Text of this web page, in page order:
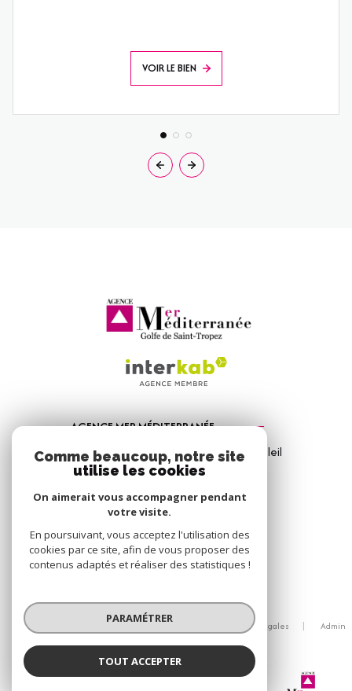
Agence Mer Méditerranée
VOIR LE BIEN
AGENCE MER MÉDITERRANÉE
1, Avenue de la Mer - Les Vitrines du Soleil
83310Port Grimaud
04 94 56 09 12
info@amm-immobilier.com
© 2026 | Tous droits réservés
Nos partenaires Mentions légales
Admin
Réalisé par :
Comme beaucoup, notre site
utilise les cookies
On aimerait vous accompagner pendant
votre visite.
En poursuivant, vous acceptez l'utilisation des
cookies par ce site, afin de vous proposer des
contenus adaptés et réaliser des statistiques !
PARAMÉTRER
TOUT ACCEPTER